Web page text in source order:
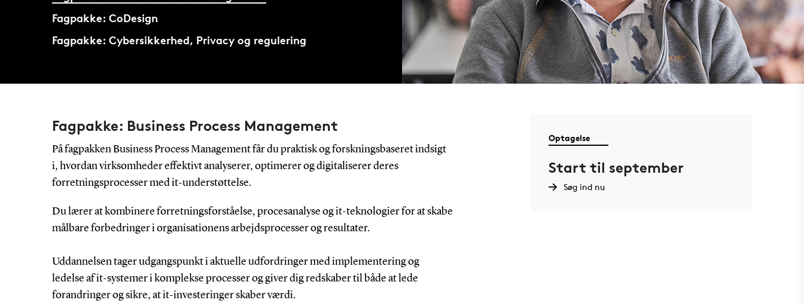
Fagpakke: CoDesign
Fagpakke: Cybersikkerhed, Privacy og regulering
Fagpakke: Business Process Management
På fagpakken Business Process Management får du praktisk og forskningsbaseret indsigt
i, hvordan virksomheder effektivt analyserer, optimerer og digitaliserer deres
forretningsprocesser med it-understøttelse.
Du lærer at kombinere forretningsforståelse, procesanalyse og it-teknologier for at skabe
målbare forbedringer i organisationens arbejdsprocesser og resultater.
Uddannelsen tager udgangspunkt i aktuelle udfordringer med implementering og
ledelse af it-systemer i komplekse processer og giver dig redskaber til både at lede
forandringer og sikre, at it-investeringer skaber værdi.
Optagelse
Start til september
Søg ind nu